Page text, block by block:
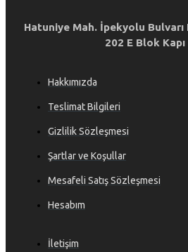
Hatuniye Mah. İpekyolu Bulvarı
202 E Blok
Hakkımızda
Teslimat Bilgileri
Gizlilik Sözleşmesi
Şartlar ve Koşullar
Mesafeli Satış Sözleşmesi
Hesabım
İletişim